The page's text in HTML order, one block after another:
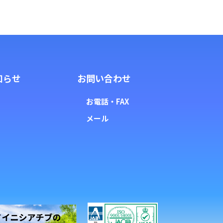
らせ お問い合わせ
お電話・FAX
メール